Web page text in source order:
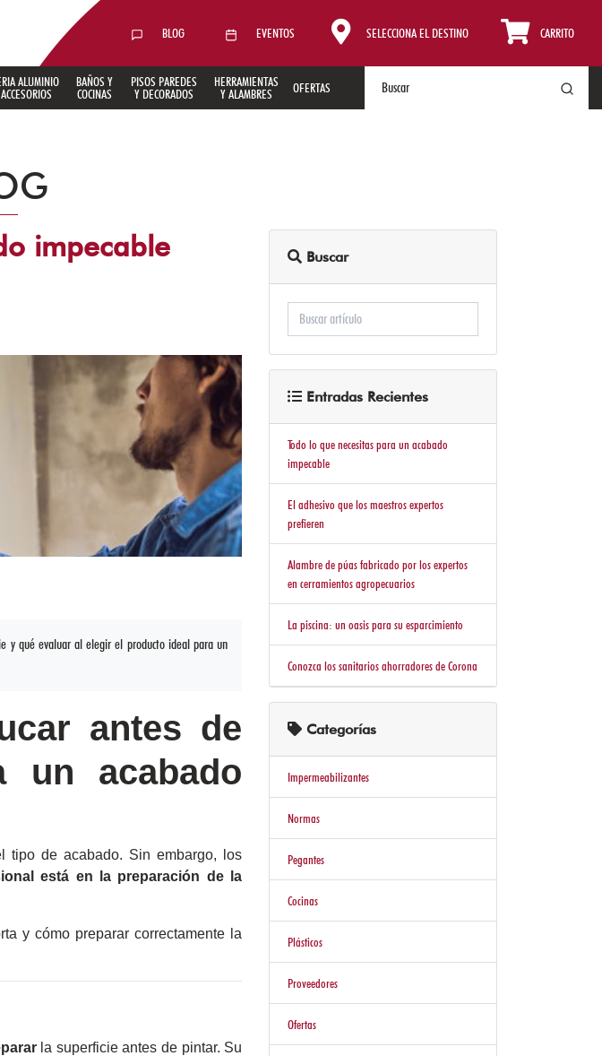
BLOG EVENTOS SELECCIONA EL DESTINO CARRITO
ALUMINIO
BAÑOS Y
COCINAS
PISOS PAREDES
Y DECORADOS
HERRAMIENTAS
Y ALAMBRES
OFERTAS
impecable
y qué evaluar al elegir el producto ideal para un
antes de
un acabado
tipo de acabado. Sin embargo, los
está en la preparación de la
y cómo preparar correctamente la
la superficie antes de pintar. Su
Buscar
Entradas Recientes
Todo lo que necesitas para un acabado
impecable
El adhesivo que los maestros expertos
prefieren
Alambre de púas fabricado por los expertos
en cerramientos agropecuarios
La piscina: un oasis para su esparcimiento
Conozca los sanitarios ahorradores de Corona
Categorías
Impermeabilizantes
Normas
Pegantes
Cocinas
Plásticos
Proveedores
Ofertas